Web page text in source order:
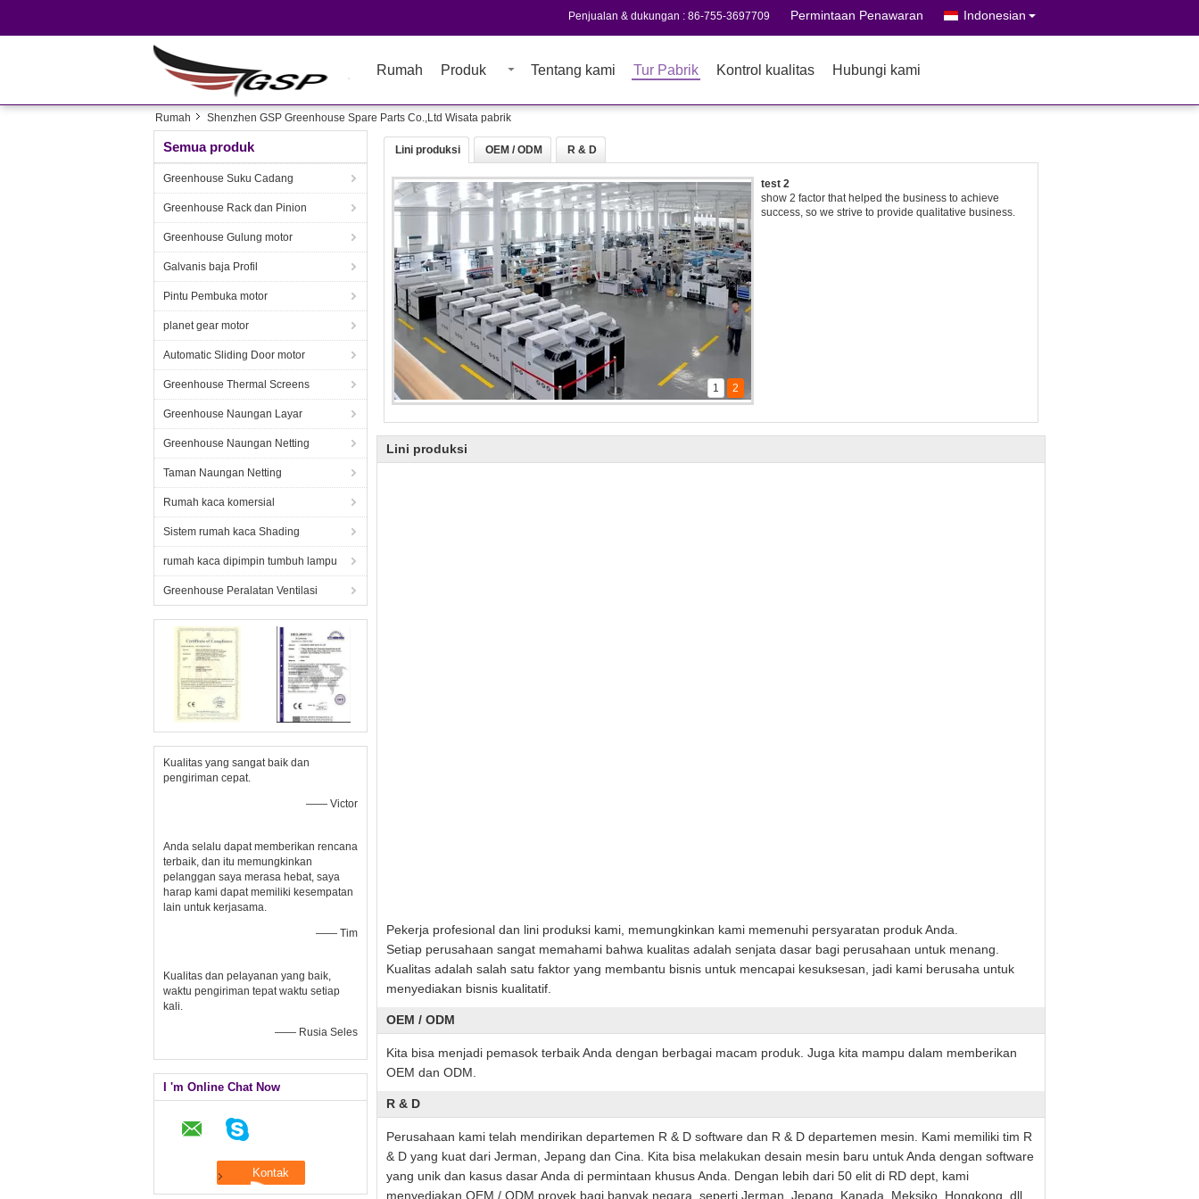
Penjualan & dukungan : 86-755-3697709 Permintaan Penawaran Indonesian
Rumah Produk Tentang kami Tur Pabrik Kontrol kualitas Hubungi kami
Rumah Shenzhen GSP Greenhouse Spare Parts Co.,Ltd Wisata pabrik
Semua produk
Greenhouse Suku Cadang
Greenhouse Rack dan Pinion
Greenhouse Gulung motor
Galvanis baja Profil
Pintu Pembuka motor
planet gear motor
Automatic Sliding Door motor
Greenhouse Thermal Screens
Greenhouse Naungan Layar
Greenhouse Naungan Netting
Taman Naungan Netting
Rumah kaca komersial
Sistem rumah kaca Shading
rumah kaca dipimpin tumbuh lampu
Greenhouse Peralatan Ventilasi
Kualitas yang sangat baik dan
pengiriman cepat.
—— Victor
Anda selalu dapat memberikan rencana
terbaik, dan itu memungkinkan
pelanggan saya merasa hebat, saya
harap kami dapat memiliki kesempatan
lain untuk kerjasama.
—— Tim
Kualitas dan pelayanan yang baik,
waktu pengiriman tepat waktu setiap
kali.
—— Rusia Seles
I 'm Online Chat Now
Lini produksi OEM / ODM R & D
1
2
test 2
test 2
show 2 factor that helped the business to achieve
success, so we strive to provide qualitative business.
Lini produksi
Pekerja profesional dan lini produksi kami, memungkinkan kami memenuhi persyaratan produk Anda.
Setiap perusahaan sangat memahami bahwa kualitas adalah senjata dasar bagi perusahaan untuk menang.
Kualitas adalah salah satu faktor yang membantu bisnis untuk mencapai kesuksesan, jadi kami berusaha untuk
menyediakan bisnis kualitatif.
OEM / ODM
Kita bisa menjadi pemasok terbaik Anda dengan berbagai macam produk. Juga kita mampu dalam memberikan
OEM dan ODM.
R & D
Perusahaan kami telah mendirikan departemen R & D software dan R & D departemen mesin. Kami memiliki tim R
& D yang kuat dari Jerman, Jepang dan Cina. Kita bisa melakukan desain mesin baru untuk Anda dengan software
yang unik dan kasus dasar Anda di permintaan khusus Anda. Dengan lebih dari 50 elit di RD dept, kami
menyediakan OEM / ODM proyek bagi banyak negara, seperti Jerman, Jepang, Kanada, Meksiko, Hongkong, dll